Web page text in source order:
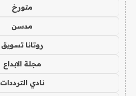
متورخ
مدسن
روتانا تسويق
مجلة الابداع
نادي الترددات